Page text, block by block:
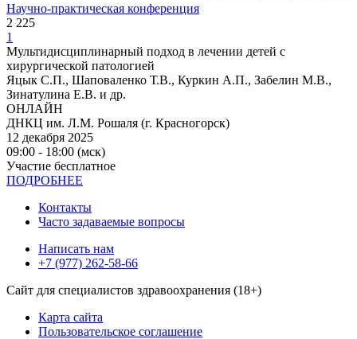
Научно-практическая конференция
2 225
1
Мультидисциплинарный подход в лечении детей с
хирургической патологией
Яцык С.П., Шаповаленко Т.В., Куркин А.П., Забелин М.В.,
Зинатулина Е.В. и др.
ОНЛАЙН
ДНКЦ им. Л.М. Рошаля (г. Красногорск)
12 декабря 2025
09:00 - 18:00 (мск)
Участие бесплатное
ПОДРОБНЕЕ
Контакты
Часто задаваемые вопросы
Написать нам
+7 (977) 262-58-66
Сайт для специалистов здравоохранения (18+)
Карта сайта
Пользовательское соглашение